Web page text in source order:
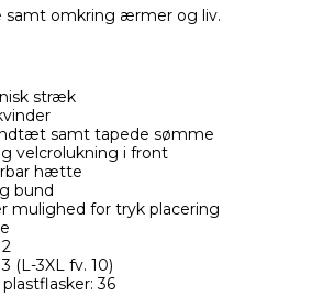
samt omkring ærmer og liv.
stræk
samt tapede sømme
velcrolukning i front
hætte
bund
mulighed for tryk placering
(L-3XL fv. 10)
36